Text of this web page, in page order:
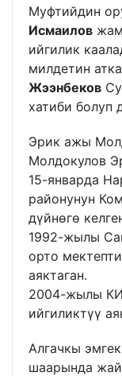
Муфтийдин
Исмаилов
ийгилик
милдетин
Жээнбеков
хатиби болуп
Эрик ажы
Молдокулов
15-январда
районунун
дүйнөгө
1992-жылы
орто
аяктаган.
2004-жылы
ийгиликтүү
Алгачкы
шаарында